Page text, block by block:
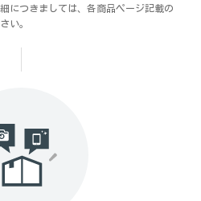
につきましては、各商品ページ記載の
い。